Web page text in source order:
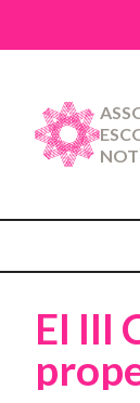
El III